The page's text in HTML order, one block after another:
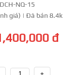
DCH-NQ-15
giá) | Đã bán 8.4k
đ